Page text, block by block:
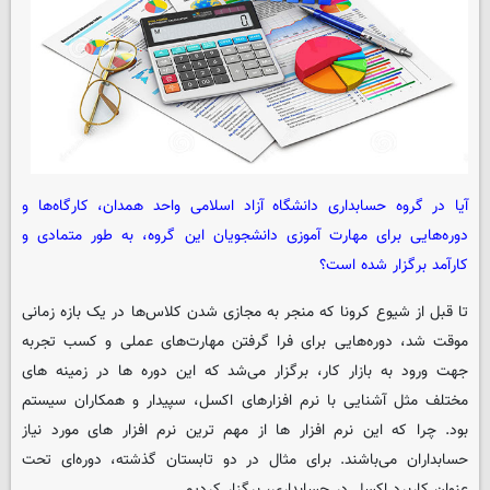
آیا در گروه حسابداری دانشگاه آزاد اسلامی واحد همدان، کارگاه‌ها و
دوره‌هایی برای مهارت آموزی دانشجویان این گروه، به طور متمادی و
کارآمد برگزار شده است؟
تا قبل از شیوع کرونا که منجر به مجازی شدن کلاس‌ها در یک بازه زمانی
موقت شد، دوره‌هایی برای فرا گرفتن مهارت‌های عملی و کسب تجربه
جهت ورود به بازار کار، برگزار می‌شد که این دوره ها در زمینه های
مختلف مثل آشنایی با نرم افزارهای اکسل، سپیدار و همکاران سیستم
بود. چرا که این نرم افزار ها از مهم ترین نرم افزار های مورد نیاز
حسابداران می‌باشند. برای مثال در دو تابستان گذشته، دوره‌ای تحت